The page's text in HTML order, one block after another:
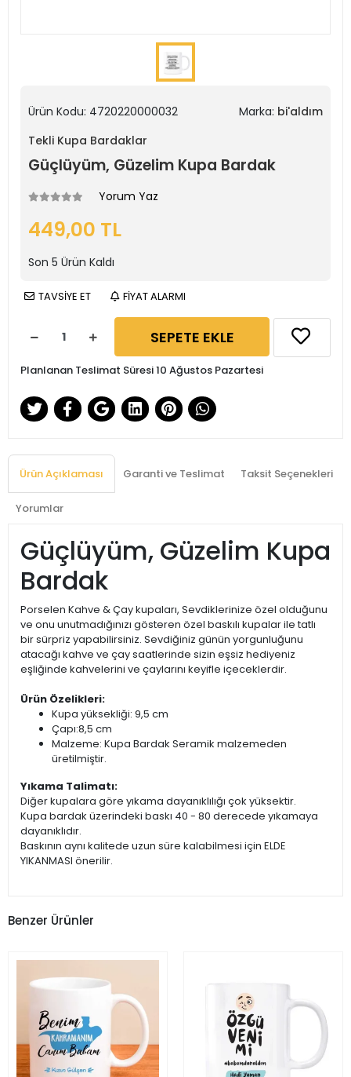
Ürün Kodu: 4720220000032 Marka: bi'aldım
Tekli Kupa Bardaklar
Güçlüyüm, Güzelim Kupa Bardak
Yorum Yaz
449,00 TL
Son 5 Ürün Kaldı
TAVSİYE ET FİYAT ALARMI
SEPETE EKLE
Planlanan Teslimat Süresi 10 Ağustos Pazartesi
Ürün Açıklaması Garanti ve Teslimat Taksit Seçenekleri
Yorumlar
Güçlüyüm, Güzelim Kupa
Bardak
Porselen Kahve & Çay kupaları, Sevdiklerinize özel olduğunu
ve onu unutmadığınızı gösteren özel baskılı kupalar ile tatlı
bir sürpriz yapabilirsiniz. Sevdiğiniz günün yorgunluğunu
atacağı kahve ve çay saatlerinde sizin eşsiz hediyeniz
eşliğinde kahvelerini ve çaylarını keyifle içeceklerdir.
Ürün Özelikleri:
Kupa yüksekliği: 9,5 cm
Çapı:8,5 cm
Malzeme: Kupa Bardak Seramik malzemeden
üretilmiştir.
Yıkama Talimatı:
Diğer kupalara göre yıkama dayanıklılığı çok yüksektir.
Kupa bardak üzerindeki baskı 40 - 80 derecede yıkamaya
dayanıklıdır.
Baskının aynı kalitede uzun süre kalabilmesi için ELDE
YIKANMASI önerilir.
Benzer Ürünler